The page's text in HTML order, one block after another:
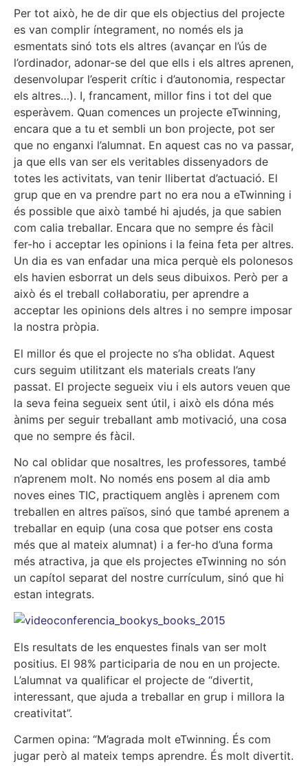
Per tot això, he de dir que els objectius del projecte
es van complir íntegrament, no només els ja
esmentats sinó tots els altres (avançar en l’ús de
l’ordinador, adonar-se del que ells i els altres aprenen,
desenvolupar l’esperit crític i d’autonomia, respectar
els altres…). I, francament, millor fins i tot del que
esperàvem. Quan comences un projecte eTwinning,
encara que a tu et sembli un bon projecte, pot ser
que no enganxi l’alumnat. En aquest cas no va passar,
ja que ells van ser els veritables dissenyadors de
totes les activitats, van tenir llibertat d’actuació. El
grup que en va prendre part no era nou a eTwinning i
és possible que això també hi ajudés, ja que sabien
com calia treballar. Encara que no sempre és fàcil
fer-ho i acceptar les opinions i la feina feta per altres.
Un dia es van enfadar una mica perquè els polonesos
els havien esborrat un dels seus dibuixos. Però per a
això és el treball col·laboratiu, per aprendre a
acceptar les opinions dels altres i no sempre imposar
la nostra pròpia.
El millor és que el projecte no s’ha oblidat. Aquest
curs seguim utilitzant els materials creats l’any
passat. El projecte segueix viu i els autors veuen que
la seva feina segueix sent útil, i això els dóna més
ànims per seguir treballant amb motivació, una cosa
que no sempre és fàcil.
No cal oblidar que nosaltres, les professores, també
n’aprenem molt. No només ens posem al dia amb
noves eines TIC, practiquem anglès i aprenem com
treballen en altres països, sinó que també aprenem a
treballar en equip (una cosa que potser ens costa
més que al mateix alumnat) i a fer-ho d’una forma
més atractiva, ja que els projectes eTwinning no són
un capítol separat del nostre currículum, sinó que hi
estan integrats.
Els resultats de les enquestes finals van ser molt
positius. El 98% participaria de nou en un projecte.
L’alumnat va qualificar el projecte de “divertit,
interessant, que ajuda a treballar en grup i millora la
creativitat”.
Carmen opina: “M’agrada molt eTwinning. És com
jugar però al mateix temps aprendre. És molt divertit.